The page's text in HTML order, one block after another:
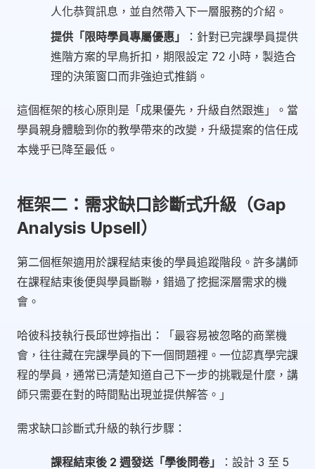
人化恭賀訊息，並自然帶入下一層服務的介紹。
提供「限時學員專屬優惠」
：針對已完課學員提供
進階方案的早鳥折扣，期限設定 72 小時，製造合
理的決策窗口而非強迫式推銷。
這個框架的核心原則是「成果優先，升級自然跟進」。當
學員親身體驗到你的教學帶來的改變，升級提案的信任成
本幾乎已降至最低。
框架二：需求缺口診斷式升級（Gap
Analysis Upsell）
第二個框架適用於課程結束後的學員追蹤階段。許多講師
在課程結束後便與學員斷聯，錯過了挖掘深層需求的機
會。
哈彼科技執行長邱世婷指出：「最容易被忽略的商業機
會，往往藏在完課學員的下一個問題裡。一位認真學完課
程的學員，通常已清楚知道自己下一步的挑戰是什麼，講
師只需要在對的時間點出現並提供解答。」
需求缺口診斷式升級的執行步驟：
課程結束後 2 週發送「學後問卷」 ：設計 3 至 5